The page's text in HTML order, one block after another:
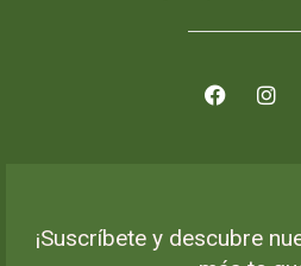
¡Suscríbete y descubre